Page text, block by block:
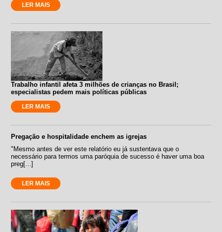
LER MAIS
Trabalho infantil afeta 3 milhões de crianças no Brasil;
especialistas pedem mais políticas públicas
LER MAIS
Pregação e hospitalidade enchem as igrejas
"Mesmo antes de ver este relatório eu já sustentava que o
necessário para termos uma paróquia de sucesso é haver uma boa
preg[...]
LER MAIS